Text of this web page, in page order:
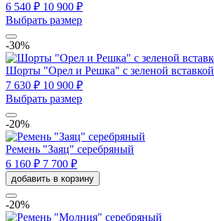
6 540 ₽ 10 900 ₽
Выбрать размер
-30%
Шорты "Орел и Решка" с зеленой вставкой
7 630 ₽ 10 900 ₽
Выбрать размер
-20%
Ремень "Заяц" серебряный
6 160 ₽ 7 700 ₽
добавить в корзину
-20%